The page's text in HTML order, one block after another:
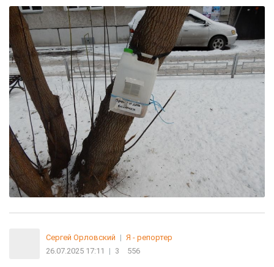
Сергей Орловский | Я - репортер
26.07.2025 17:11
| 3 556